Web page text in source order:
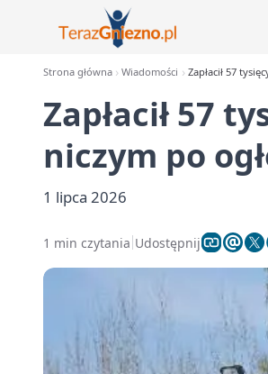
Strona główna Wiadomości Zapłacił 57
Zapłacił 57
niczym po
1 lipca 2026
1 min czytania Udostępnij